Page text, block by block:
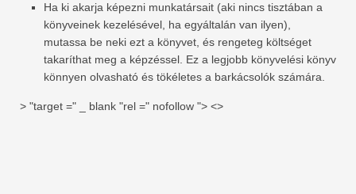
Ha ki akarja képezni munkatársait (aki nincs tisztában a
könyveinek kezelésével, ha egyáltalán van ilyen),
mutassa be neki ezt a könyvet, és rengeteg költséget
takaríthat meg a képzéssel. Ez a legjobb könyvelési könyv
könnyen olvasható és tökéletes a barkácsolók számára.
> "target =" _ blank "rel =" nofollow "> <>